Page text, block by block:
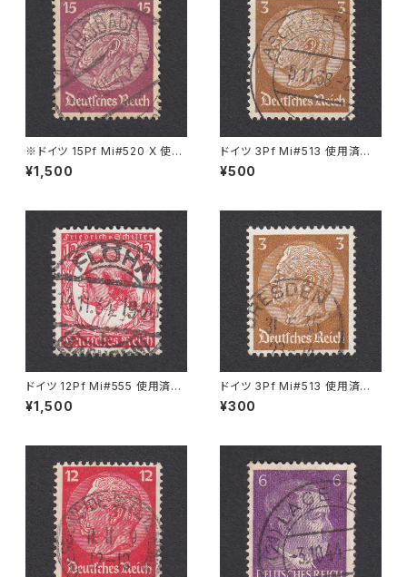
※ドイツ 15Pf Mi#520 X 使用
済み切手｜ALPIRSBACH 19.J
UL.1940
¥1,500
ドイツ 3Pf Mi#513 使用済み
切手｜ASCHAFFENBURG 5.1
1.1936
¥500
ドイツ 12Pf Mi#555 使用済み
切手｜FLÖHA 14.11.1934
¥1,500
ドイツ 3Pf Mi#513 使用済み
切手｜DRESDEN 31.5.1935
¥300